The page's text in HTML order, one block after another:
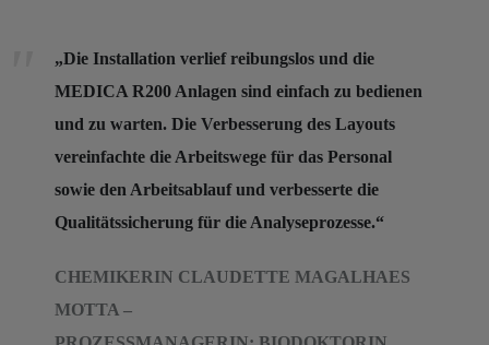
„Die Installation verlief reibungslos und die
MEDICA R200 Anlagen sind einfach zu bedienen
und zu warten. Die Verbesserung des Layouts
vereinfachte die Arbeitswege für das Personal
sowie den Arbeitsablauf und verbesserte die
Qualitätssicherung für die Analyseprozesse.“
CHEMIKERIN CLAUDETTE MAGALHAES
MOTTA –